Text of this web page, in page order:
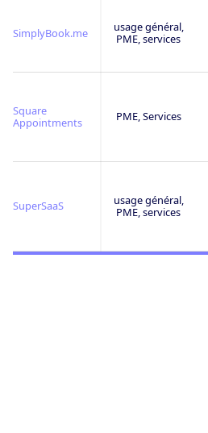
SimplyBook.me
usage général,
PME, services
Square
Appointments
PME, Services
SuperSaaS
usage général,
PME, services